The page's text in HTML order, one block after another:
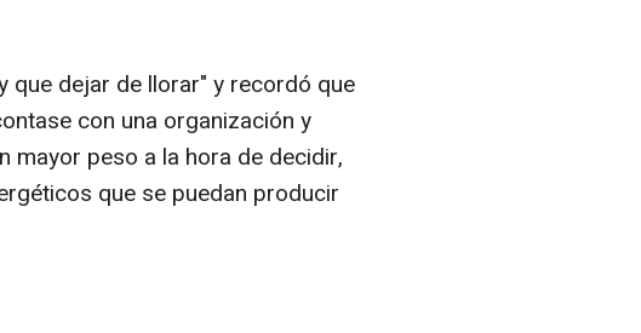
que dejar de llorar" y recordó que
con una organización y
mayor peso a la hora de decidir,
que se puedan producir